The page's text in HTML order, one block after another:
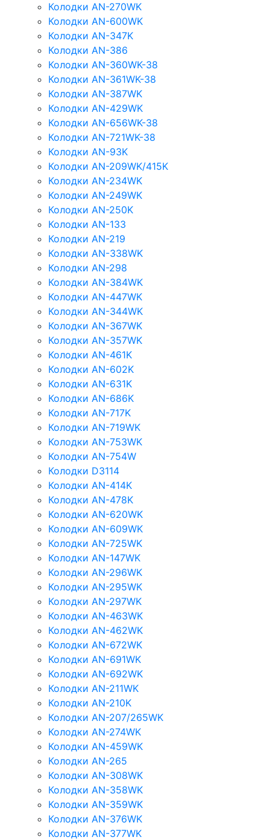
Колодки AN-270WK
Колодки AN-600WK
Колодки AN-347K
Колодки AN-386
Колодки AN-360WK-38
Колодки AN-361WK-38
Колодки AN-387WK
Колодки AN-429WK
Колодки AN-656WK-38
Колодки AN-721WK-38
Колодки AN-93K
Колодки AN-209WK/415K
Колодки AN-234WK
Колодки AN-249WK
Колодки AN-250K
Колодки AN-133
Колодки AN-219
Колодки AN-338WK
Колодки AN-298
Колодки AN-384WK
Колодки AN-447WK
Колодки AN-344WK
Колодки AN-367WK
Колодки AN-357WK
Колодки AN-461K
Колодки AN-602K
Колодки AN-631K
Колодки AN-686K
Колодки AN-717K
Колодки AN-719WK
Колодки AN-753WK
Колодки AN-754W
Колодки D3114
Колодки AN-414K
Колодки AN-478K
Колодки AN-620WK
Колодки AN-609WK
Колодки AN-725WK
Колодки AN-147WK
Колодки AN-296WK
Колодки AN-295WK
Колодки AN-297WK
Колодки AN-463WK
Колодки AN-462WK
Колодки AN-672WK
Колодки AN-691WK
Колодки AN-692WK
Колодки AN-211WK
Колодки AN-210K
Колодки AN-207/265WK
Колодки AN-274WK
Колодки AN-459WK
Колодки AN-265
Колодки AN-308WK
Колодки AN-358WK
Колодки AN-359WK
Колодки AN-376WK
Колодки AN-377WK